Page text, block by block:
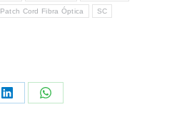
Patch Cord Fibra Óptica SC
Share
Share